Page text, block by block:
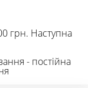
грн. Наступна
- постійна